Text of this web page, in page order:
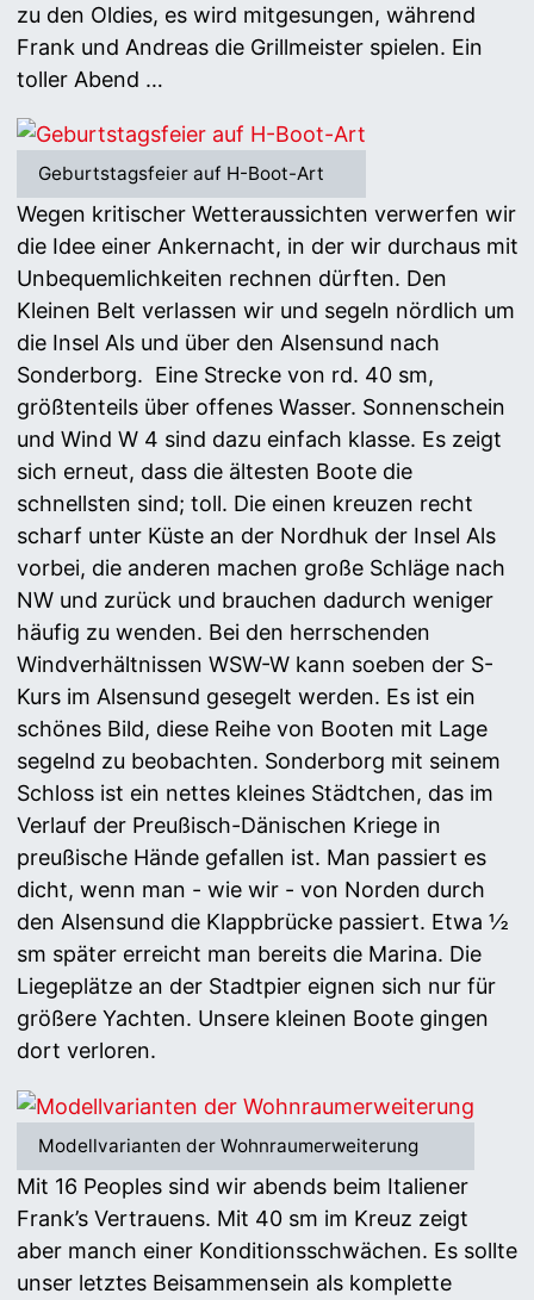
zu den Oldies, es wird mitgesungen, während
Frank und Andreas die Grillmeister spielen. Ein
toller Abend …
Geburtstagsfeier auf H-Boot-Art
Wegen kritischer Wetteraussichten verwerfen wir
die Idee einer Ankernacht, in der wir durchaus mit
Unbequemlichkeiten rechnen dürften. Den
Kleinen Belt verlassen wir und segeln nördlich um
die Insel Als und über den Alsensund nach
Sonderborg. Eine Strecke von rd. 40 sm,
größtenteils über offenes Wasser. Sonnenschein
und Wind W 4 sind dazu einfach klasse. Es zeigt
sich erneut, dass die ältesten Boote die
schnellsten sind; toll. Die einen kreuzen recht
scharf unter Küste an der Nordhuk der Insel Als
vorbei, die anderen machen große Schläge nach
NW und zurück und brauchen dadurch weniger
häufig zu wenden. Bei den herrschenden
Windverhältnissen WSW-W kann soeben der S-
Kurs im Alsensund gesegelt werden. Es ist ein
schönes Bild, diese Reihe von Booten mit Lage
segelnd zu beobachten. Sonderborg mit seinem
Schloss ist ein nettes kleines Städtchen, das im
Verlauf der Preußisch-Dänischen Kriege in
preußische Hände gefallen ist. Man passiert es
dicht, wenn man - wie wir - von Norden durch
den Alsensund die Klappbrücke passiert. Etwa ½
sm später erreicht man bereits die Marina. Die
Liegeplätze an der Stadtpier eignen sich nur für
größere Yachten. Unsere kleinen Boote gingen
dort verloren.
Modellvarianten der Wohnraumerweiterung
Mit 16 Peoples sind wir abends beim Italiener
Frank’s Vertrauens. Mit 40 sm im Kreuz zeigt
aber manch einer Konditionsschwächen. Es sollte
unser letztes Beisammensein als komplette